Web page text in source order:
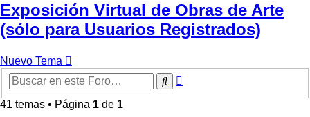
Exposición Virtual de Obras de Arte
(sólo para Usuarios Registrados)
Nuevo Tema
Buscar
41 temas • Página 1 de 1